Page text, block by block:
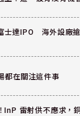
士達IPO 海外設廠
都在關注這件事
InP 雷射供不應求，